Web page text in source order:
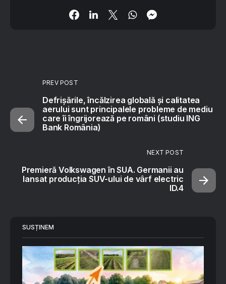
PREV POST
Defrișările, încălzirea globală și calitatea
aerului sunt principalele probleme de mediu
care îi îngrijorează pe români (studiu ING
Bank România)
NEXT POST
Premieră Volkswagen în SUA. Germanii au
lansat producția SUV-ului de vârf electric
ID.4
SUSȚINEM